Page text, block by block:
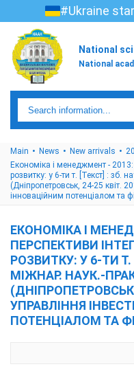
#Ukraine
National
National
Main News New arrivals
Економіка і менеджмент - 2013:
розвитку: у 6-ти т. [Текст] : зб.
(Дніпропетровськ, 24-25 квіт.
інноваційним потенціалом та
ЕКОНОМІКА І
ПЕРСПЕКТИВИ
РОЗВИТКУ: У 6-ТИ
МІЖНАР. НАУК.-
(ДНІПРОПЕТРОВСЬК,
УПРАВЛІННЯ
ПОТЕНЦІАЛОМ ТА